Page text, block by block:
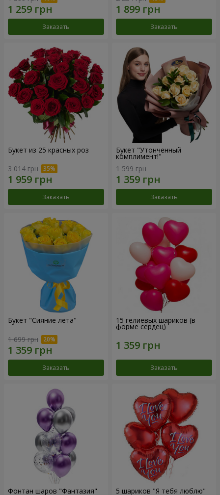
Заказать Заказать
Букет из 25 красных роз
3 014 грн
Заказать
Букет "Утонченный
комплимент!"
1 599 грн
Заказать
Букет "Сияние лета"
1 699 грн
Заказать
15 гелиевых шариков (в
форме сердец)
Заказать
Фонтан шаров "Фантазия" 5 шариков "Я тебя люблю"